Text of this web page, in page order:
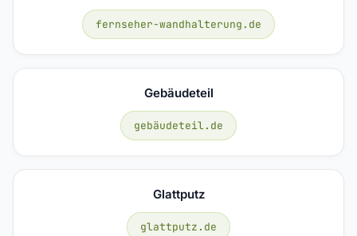
fernseher-wandhalterung.de
Gebäudeteil
gebäudeteil.de
Glattputz
glattputz.de